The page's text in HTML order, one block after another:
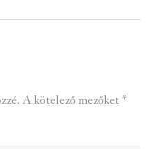
A kötelező mezőket *